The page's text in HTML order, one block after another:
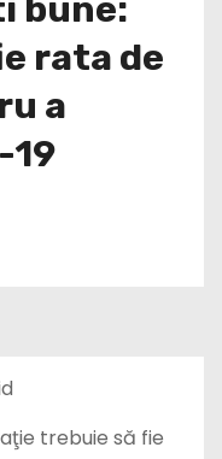
rata de
a
19
trebuie să fie
pentru a